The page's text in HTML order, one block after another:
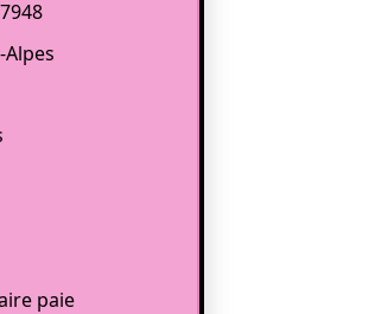
paie